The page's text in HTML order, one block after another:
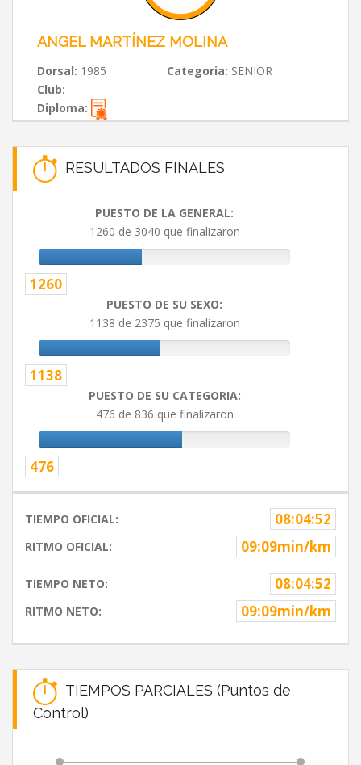
ANGEL MARTÍNEZ MOLINA
Dorsal: 1985 Categoria: SENIOR
Club:
Diploma:
RESULTADOS FINALES
PUESTO DE LA GENERAL:
1260 de 3040 que finalizaron
1260
PUESTO DE SU SEXO:
1138 de 2375 que finalizaron
1138
PUESTO DE SU CATEGORIA:
476 de 836 que finalizaron
476
TIEMPO OFICIAL: 08:04:52
RITMO OFICIAL: 09:09min/km
TIEMPO NETO: 08:04:52
RITMO NETO: 09:09min/km
TIEMPOS PARCIALES (Puntos de
Control)